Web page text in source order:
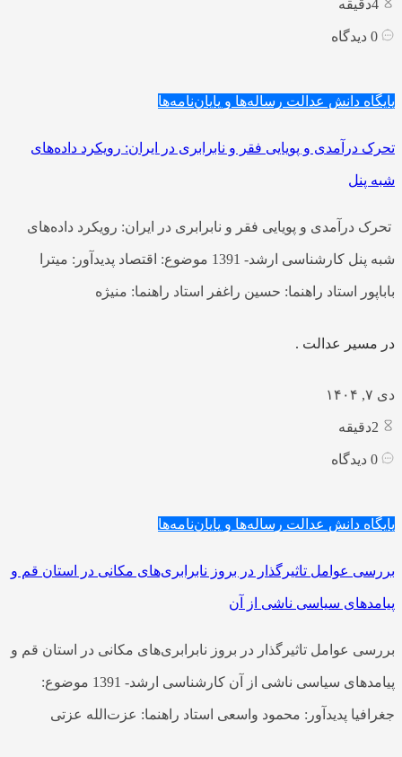
دقیقه
دیدگاه
پایگاه دانش عدالت رساله‌ها و پایان‌نامه‌ها
تحرک درآمدی و پویایی فقر و نابرابری در ایران: رویکرد داده‌های
شبه پنل
تحرک درآمدی و پویایی فقر و نابرابری در ایران: رویکرد داده‌های
شبه پنل کارشناسی ارشد- 1391 موضوع: اقتصاد پدیدآور: میترا
باباپور استاد راهنما: حسین راغفر استاد راهنما: منیژه
در مسیر عدالت .
دی ۷, ۱۴۰۴
دقیقه
دیدگاه
پایگاه دانش عدالت رساله‌ها و پایان‌نامه‌ها
بررسی عوامل تاثیرگذار در بروز نابرابری‌های مکانی در استان قم و
پیامدهای سیاسی ناشی از آن
بررسی عوامل تاثیرگذار در بروز نابرابری‌های مکانی در استان قم و
پیامدهای سیاسی ناشی از آن کارشناسی ارشد- 1391 موضوع:
جغرافیا پدیدآور: محمود واسعی استاد راهنما: عزت‌الله عزتی